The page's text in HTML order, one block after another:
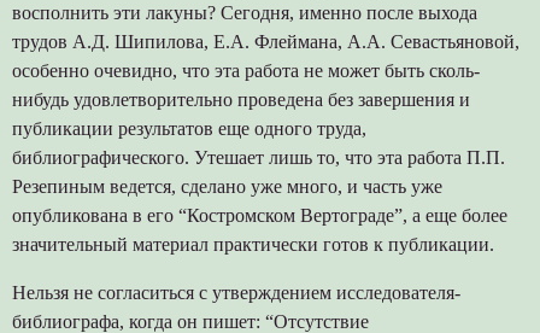
восполнить эти лакуны? Сегодня, именно после выхода
трудов А.Д. Шипилова, Е.А. Флеймана, А.А. Севастьяновой,
особенно очевидно, что эта работа не может быть сколь-
нибудь удовлетворительно проведена без завершения и
публикации результатов еще одного труда,
библиографического. Утешает лишь то, что эта работа П.П.
Резепиным ведется, сделано уже много, и часть уже
опубликована в его “Костромском Вертограде”, а еще более
значительный материал практически готов к публикации.
Нельзя не согласиться с утверждением исследователя-
библиографа, когда он пишет: “Отсутствие